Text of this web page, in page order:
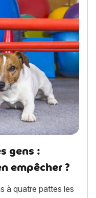
gens :
empêcher ?
à quatre pattes les